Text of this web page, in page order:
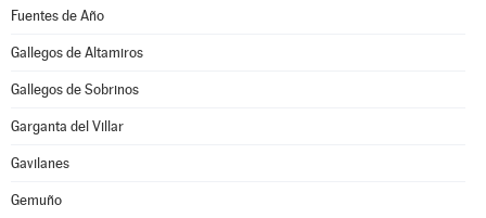
Fuentes de Año
Gallegos de Altamiros
Gallegos de Sobrinos
Garganta del Villar
Gavilanes
Gemuño